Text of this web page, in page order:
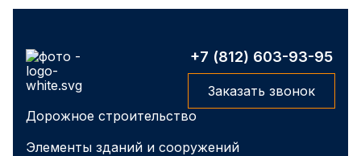
+7 (812) 603-93-95
Заказать звонок
Дорожное строительство
Элементы зданий и сооружений